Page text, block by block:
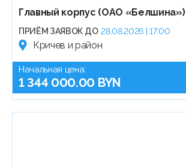
Главный корпус (ОАО «Белшина»)
ПРИЁМ ЗАЯВОК ДО 28.08.2026 | 17:00
Кричев и район
Начальная цена:
1 344 000.00 BYN